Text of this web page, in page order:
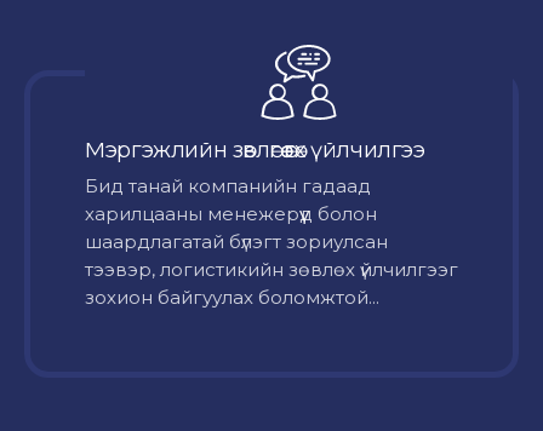
Мэргэжлийн зөвлөгөө өгөх үйлчилгээ
Бид танай компанийн гадаад
харилцааны менежерүүд болон
шаардлагатай бүлэгт зориулсан
тээвэр, логистикийн зөвлөх үйлчилгээг
зохион байгуулах боломжтой...